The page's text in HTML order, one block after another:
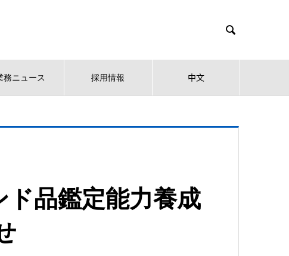

務ニュース 採用情報 中文
品鑑定能力養成